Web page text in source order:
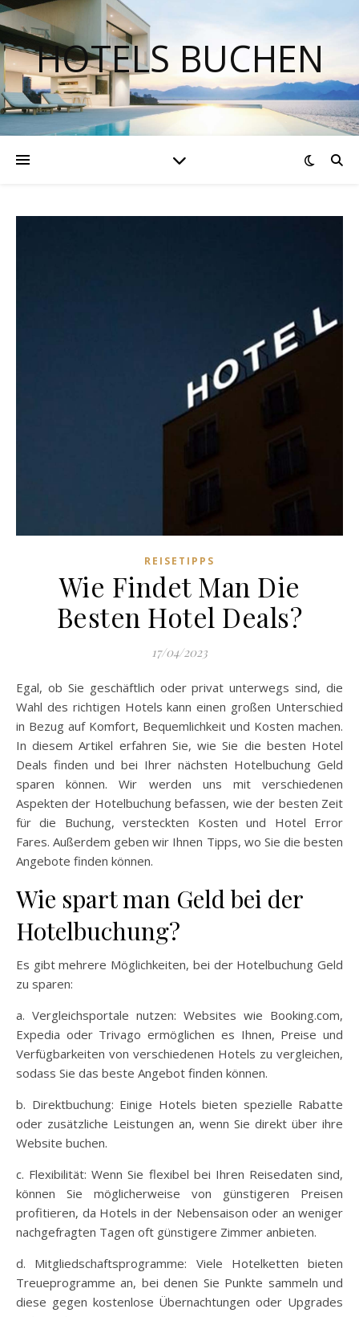
HOTELS BUCHEN
REISETIPPS
Wie Findet Man Die
Besten Hotel Deals?
17/04/2023
Egal, ob Sie geschäftlich oder privat unterwegs sind, die
Wahl des richtigen Hotels kann einen großen Unterschied
in Bezug auf Komfort, Bequemlichkeit und Kosten machen.
In diesem Artikel erfahren Sie, wie Sie die besten Hotel
Deals finden und bei Ihrer nächsten Hotelbuchung Geld
sparen können. Wir werden uns mit verschiedenen
Aspekten der Hotelbuchung befassen, wie der besten Zeit
für die Buchung, versteckten Kosten und Hotel Error
Fares. Außerdem geben wir Ihnen Tipps, wo Sie die besten
Angebote finden können.
Wie spart man Geld bei der
Hotelbuchung?
Es gibt mehrere Möglichkeiten, bei der Hotelbuchung Geld
zu sparen:
a. Vergleichsportale nutzen: Websites wie Booking.com,
Expedia oder Trivago ermöglichen es Ihnen, Preise und
Verfügbarkeiten von verschiedenen Hotels zu vergleichen,
sodass Sie das beste Angebot finden können.
b. Direktbuchung: Einige Hotels bieten spezielle Rabatte
oder zusätzliche Leistungen an, wenn Sie direkt über ihre
Website buchen.
c. Flexibilität: Wenn Sie flexibel bei Ihren Reisedaten sind,
können Sie möglicherweise von günstigeren Preisen
profitieren, da Hotels in der Nebensaison oder an weniger
nachgefragten Tagen oft günstigere Zimmer anbieten.
d. Mitgliedschaftsprogramme: Viele Hotelketten bieten
Treueprogramme an, bei denen Sie Punkte sammeln und
diese gegen kostenlose Übernachtungen oder Upgrades